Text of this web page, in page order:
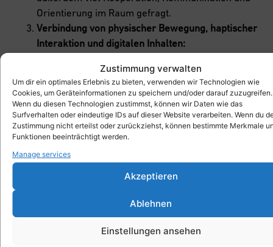
Zustimmung verwalten
Um dir ein optimales Erlebnis zu bieten, verwenden wir Technologien wie
Cookies, um Geräteinformationen zu speichern und/oder darauf zuzugreifen.
Wenn du diesen Technologien zustimmst, können wir Daten wie das
Surfverhalten oder eindeutige IDs auf dieser Website verarbeiten. Wenn du
Zustimmung nicht erteilst oder zurückziehst, können bestimmte Merkmale
Funktionen beeinträchtigt werden.
Manage services
Akzeptieren
Ablehnen
Einstellungen ansehen
Orientierung im Raum gefragt.
Verbindung von physischer Bewegung, haptischer
Interaktion und digitalen Inhalten:
Teamarbeit und motorische Fähigkeiten und bieten
ein spielerisches Kennenlernen von „Augmented
Reality“ – die Spielenden bleiben dabei in
Bewegung und beschäftigen sich trotz digitaler
Welt mit dem realen Raum. Xplore verbindet so
das physische Spiel mit Xbrick® mit der digitalen
Welt – immer in Bewegung und mit viel Spaß.
Möglichkeiten der Xplore App im Detail
Die App vermittelt Wissen spielerisch und interaktiv.
Besonders junge Zielgruppen werden durch die